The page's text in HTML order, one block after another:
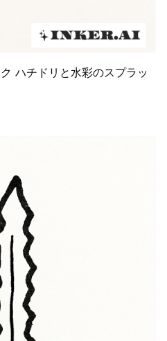
ハチドリと水彩のスプラッ